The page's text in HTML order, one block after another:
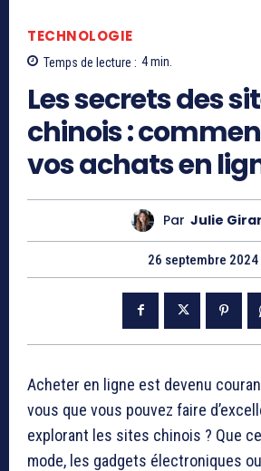
TECHNOLOGIE
Temps de lecture : 4min.
Les secrets des
chinois :
vos achats en
Par Julie
26 septembre 2024
Acheter en ligne est devenu
vous que vous pouvez faire
explorant les sites chinois ? Que
mode, les gadgets électroniques